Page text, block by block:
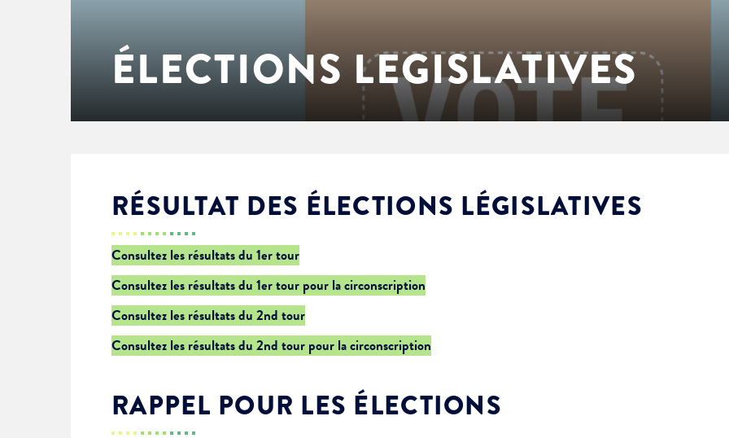
Cadre de vie
Culture
Solidarité
Annuaires & carte interactive
Je suis senior
Je suis étudiant
Logement
État-civil & papiers
Location de salles
Urbanisme
Séances du Conseil municipal
Actes administratifs
Ville éducative
Ville écologique
ÉLECTIONS LEGISLATIVES
RÉSULTAT DES ÉLECTIONS LÉGISLATIVES
Consultez les résultats du 1er tour
Consultez les résultats du 1er tour pour la circonscription
Consultez les résultats du 2nd tour
Consultez les résultats du 2nd tour pour la circonscription
RAPPEL POUR LES ÉLECTIONS